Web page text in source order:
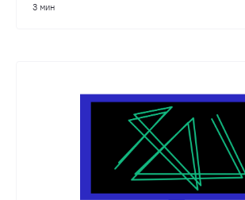
3 мин